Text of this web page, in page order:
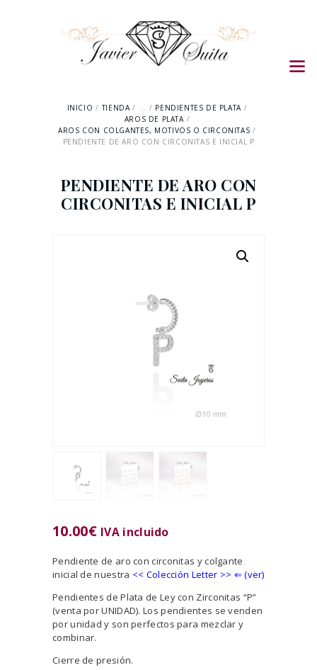
INICIO TIENDA ...
PENDIENTES DE PLATA
AROS DE PLATA
AROS CON COLGANTES, MOTIVOS O CIRCONITAS
PENDIENTE DE ARO CON CIRCONITAS E INICIAL P
PENDIENTE DE ARO CON
CIRCONITAS E INICIAL P
10.00€ IVA incluido
Pendiente de aro con circonitas y colgante
inicial de nuestra << Colección Letter >> ⇐ (ver)
Pendientes de Plata de Ley con Zirconitas “P”
(venta por UNIDAD). Los pendientes se venden
por unidad y son perfectos para mezclar y
combinar.
Cierre de presión.